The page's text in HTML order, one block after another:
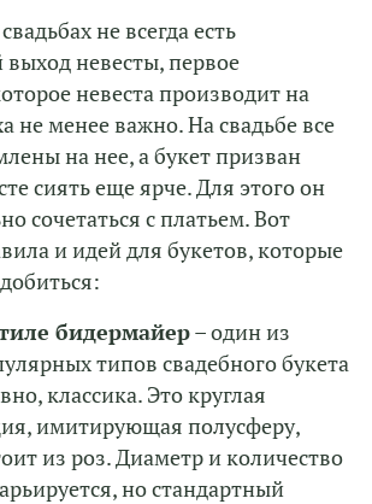
не всегда есть
невесты, первое
невеста производит на
не менее важно. На свадьбе все
на нее, а букет призван
сиять еще ярче. Для этого он
сочетаться с платьем. Вот
и идей для букетов, которые
бидермайер– один из
типов свадебного букета
классика. Это круглая
имитирующая полусферу,
из роз. Диаметр и количество
но стандартный